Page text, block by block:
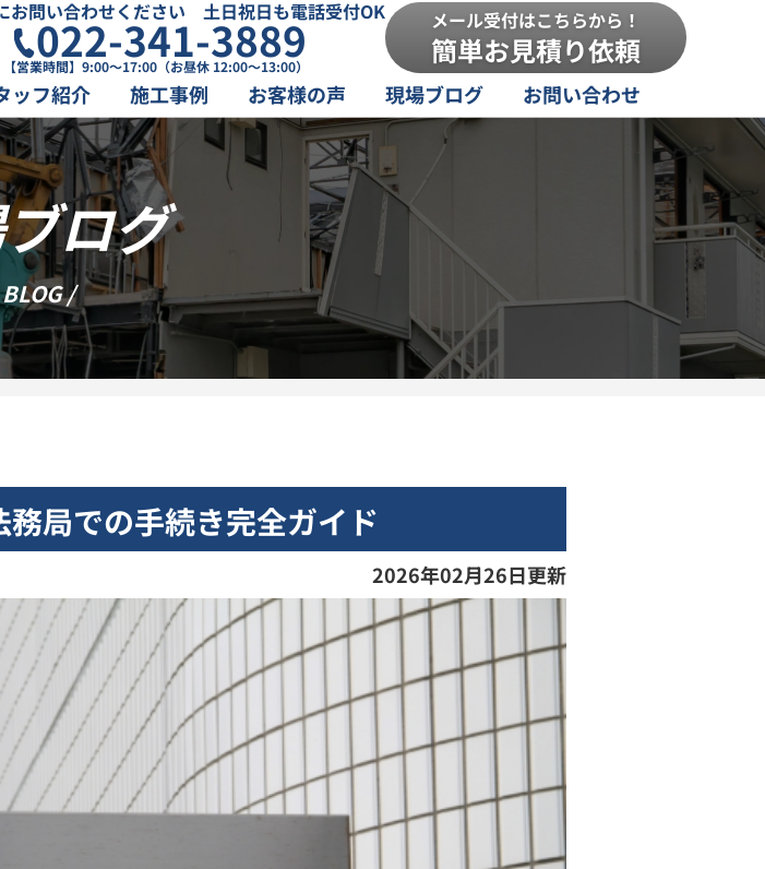
お問い合わせください 土日祝日も電話受付OK
022-341-3889
【営業時間】9:00～17:00（お昼休 12:00～13:00）
メール受付はこちらから！
簡単お見積り依頼
ッフ紹介 施工事例 お客様の声 現場ブログ お問い合わせ
ログ
/
局での手続き完全ガイド
2026年02月26日更新